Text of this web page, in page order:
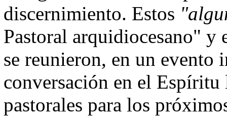
discernimiento. Estos
Pastoral arquidiocesano"
se reunieron, en un
conversación en el Espíritu
pastorales para los